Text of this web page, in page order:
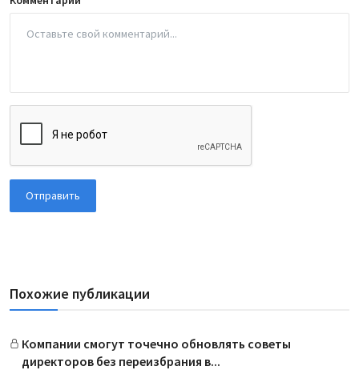
Отправить
Похожие публикации
Компании смогут точечно обновлять советы
директоров без переизбрания в...